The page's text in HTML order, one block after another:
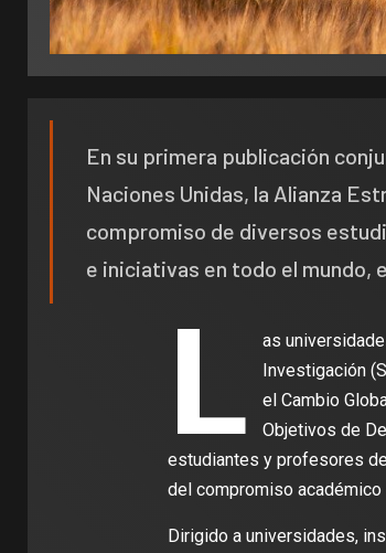
En su primera publicación
Naciones Unidas, la Alianza
compromiso de diversos
e iniciativas en todo el mundo,
L
as
Investigación
el Cambio
Objetivos de
estudiantes y profesores
del compromiso
Dirigido a universidades,